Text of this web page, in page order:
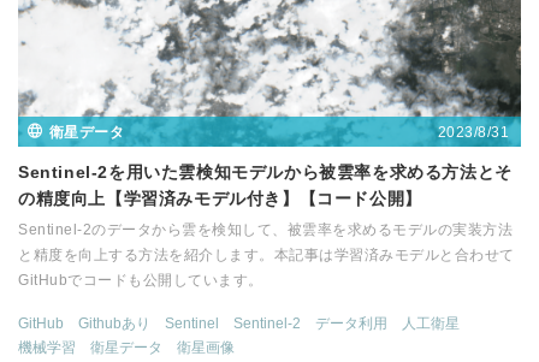
衛星データ 2023/8/31
Sentinel-2を用いた雲検知モデルから被雲率を求める方法とそ
の精度向上【学習済みモデル付き】【コード公開】
Sentinel-2のデータから雲を検知して、被雲率を求めるモデルの実装方法
と精度を向上する方法を紹介します。本記事は学習済みモデルと合わせて
GitHubでコードも公開しています。
GitHub Githubあり Sentinel Sentinel-2 データ利用
人工衛星
機械学習
衛星データ 衛星画像